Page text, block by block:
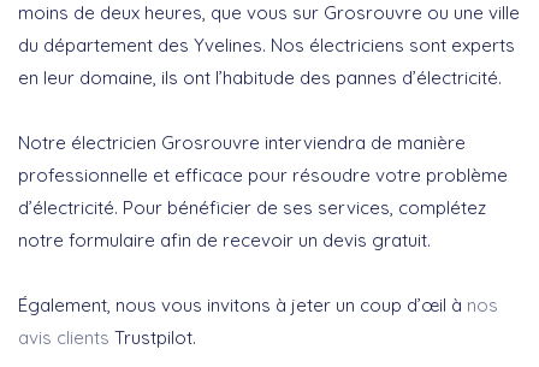
moins de deux heures, que vous sur Grosrouvre ou une ville
du département des Yvelines. Nos électriciens sont experts
en leur domaine, ils ont l’habitude des pannes d’électricité.
Notre électricien Grosrouvre interviendra de manière
professionnelle et efficace pour résoudre votre problème
d’électricité. Pour bénéficier de ses services, complétez
notre formulaire afin de recevoir un devis gratuit.
Également, nous vous invitons à jeter un coup d’œil à nos
avis clients Trustpilot.